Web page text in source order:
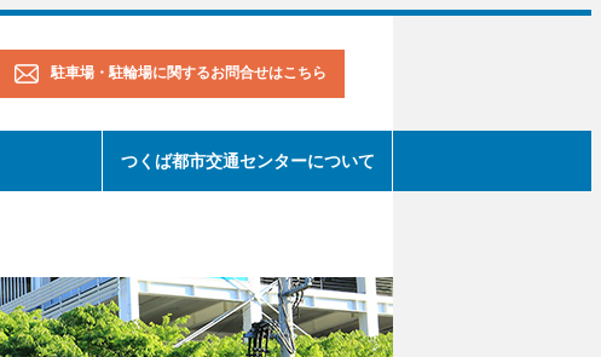
駐車場・駐輪場に関するお問合せはこちら
つくば都市交通センターについて